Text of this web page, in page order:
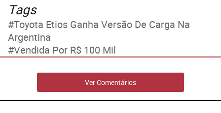
Tags
Toyota Etios Ganha Versão De Carga Na
Argentina
Vendida Por R$ 100 Mil
Ver Comentários